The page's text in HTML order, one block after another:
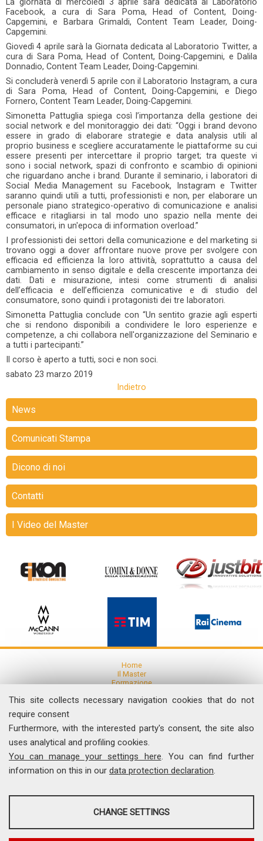
This site collects necessary navigation cookies that do not
require consent
Furthermore, with the interested party's consent, the site also
uses analytical and profiling cookies.
You can manage your settings here. You can find further
information on this in our data protection declaration.
ANALYSES
CHANGE SETTINGS
La giornata di mercoledì 3 aprile sarà dedicata al Laboratorio
Facebook, a cura di Sara Poma, Head of Content, Doing-
Capgemini, e Barbara Grimaldi, Content Team Leader, Doing-
Capgemini.
Giovedì 4 aprile sarà la Giornata dedicata al Laboratorio Twitter, a
cura di Sara Poma, Head of Content, Doing-Capgemini, e Dalila
Donnadio, Content Team Leader, Doing-Capgemini.
Si concluderà venerdì 5 aprile con il Laboratorio Instagram, a cura
di Sara Poma, Head of Content, Doing-Capgemini, e Diego
Fornero, Content Team Leader, Doing-Capgemini.
Simonetta Pattuglia spiega così l’importanza della gestione dei
social network e del monitoraggio dei dati: “Oggi i brand devono
essere in grado di elaborare strategie e data analysis utili al
proprio business e scegliere accuratamente le piattaforme su cui
essere presenti per intercettare il proprio target; tra queste vi
sono i social network, spazi di confronto e scambio di opinioni
che riguardano anche i brand. Durante il seminario, i laboratori di
Social Media Management su Facebook, Instagram e Twitter
saranno quindi utili a tutti, professionisti e non, per elaborare un
personale piano strategico-operativo di comunicazione e analisi
efficace e ritagliarsi in tal modo uno spazio nella mente dei
consumatori, in un'epoca di information overload.”
I professionisti dei settori della comunicazione e del marketing si
trovano oggi a dover affrontare nuove prove per svolgere con
efficacia ed efficienza la loro attività, soprattutto a causa del
cambiamento in senso digitale e della crescente importanza dei
dati. Dati e misurazione, intesi come strumenti di analisi
dell’efficacia e dell’efficienza comunicative e di studio del
consumatore, sono quindi i protagonisti dei tre laboratori.
Simonetta Pattuglia conclude con “Un sentito grazie agli esperti
che si rendono disponibili a condividere le loro esperienze e
competenze, a chi collabora nell'organizzazione del Seminario e
a tutti i partecipanti.”
Il corso è aperto a tutti, soci e non soci.
sabato 23 marzo 2019
Indietro
News
Comunicati Stampa
Dicono di noi
Contatti
I Video del Master
Home
Il Master
Formazione
Articoli e Pubblicazioni
News
Dicono di noi
Contatti
I Video del Master
Facoltà di Economia, Via Columbia, 2 - 00133 Roma
comunicamedia@economia.uniroma2.it